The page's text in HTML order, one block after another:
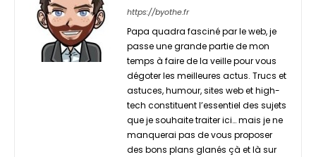
https://byothe.fr
Papa quadra fasciné par le web, je
passe une grande partie de mon
temps à faire de la veille pour vous
dégoter les meilleures actus. Trucs et
astuces, humour, sites web et high-
tech constituent l’essentiel des sujets
que je souhaite traiter ici… mais je ne
manquerai pas de vous proposer
des bons plans glanés çà et là sur